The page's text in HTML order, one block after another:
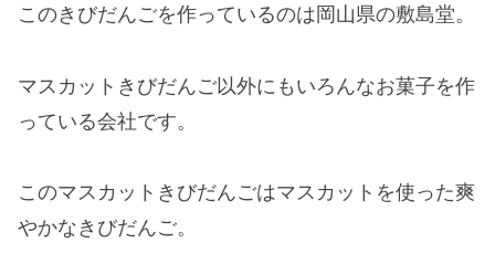
このきびだんごを作っているのは岡山県の敷島堂。
マスカットきびだんご以外にもいろんなお菓子を作
っている会社です。
このマスカットきびだんごはマスカットを使った爽
やかなきびだんご。